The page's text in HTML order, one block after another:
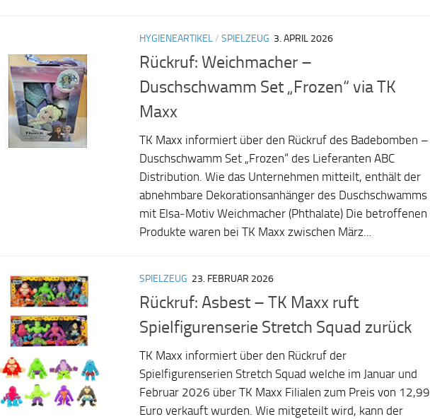
HYGIENEARTIKEL/ SPIELZEUG 3. APRIL 2026
Rückruf: Weichmacher –
Duschschwamm Set „Frozen“ via TK
Maxx
TK Maxx informiert über den Rückruf des Badebomben –
Duschschwamm Set „Frozen“ des Lieferanten ABC
Distribution. Wie das Unternehmen mitteilt, enthält der
abnehmbare Dekorationsanhänger des Duschschwamms
mit Elsa‑Motiv Weichmacher (Phthalate) Die betroffenen
Produkte waren bei TK Maxx zwischen März...
SPIELZEUG 23. FEBRUAR 2026
Rückruf: Asbest – TK Maxx ruft
Spielfigurenserie Stretch Squad zurück
TK Maxx informiert über den Rückruf der
Spielfigurenserien Stretch Squad welche im Januar und
Februar 2026 über TK Maxx Filialen zum Preis von 12,99
Euro verkauft wurden. Wie mitgeteilt wird, kann der